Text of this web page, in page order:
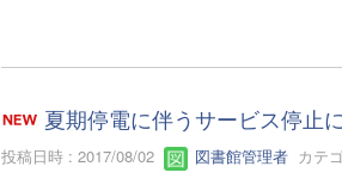
夏期停電に伴うサービス停止
投稿日時 : 2017/08/02 図書館管理者カテ